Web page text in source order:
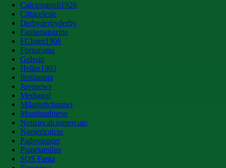
Calcionapoli1926
Cittaceleste
Derbyderbyderby
Fantamagazine
FCInter1908
Forzaroma
Golssip
Hellas1903
Ilmilanista
Juvenews
Mediagol
Milanistichannel
Mondoudinese
Notiziecalciomercato
Numericalcio
Padovasport
Pianetamilan
SOS Fanta